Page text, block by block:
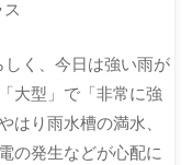
く、今日は強い雨が
大型」で「非常に強
はり雨水槽の満水、
の発生などが心配に